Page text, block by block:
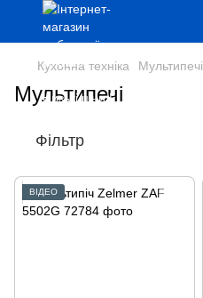
Кухонна техніка Мультипечі
Мультипечі
Фільтр
ВІДЕО